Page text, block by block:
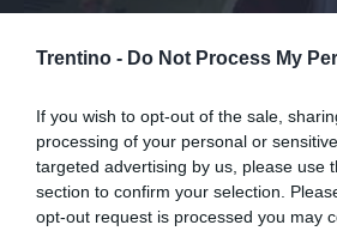
Trentino - Do Not Process My
If you wish to opt-out of the sale,
processing of your personal or
targeted advertising by us, please use
section to confirm your selection.
opt-out request is processed you may
Armony, Mastandrea
presenta la sua famiglia